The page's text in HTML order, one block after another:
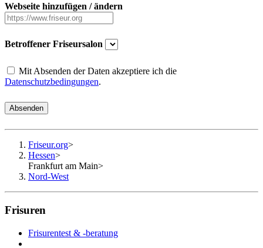
Webseite hinzufügen / ändern
Betroffener Friseursalon
Mit Absenden der Daten akzeptiere ich die
Datenschutzbedingungen.
Absenden
Friseur.org>
Hessen>
Frankfurt am Main>
Nord-West
Frisuren
Frisurentest & -beratung